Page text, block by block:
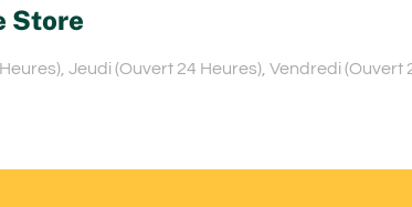
Store
Jeudi (Ouvert 24 Heures), Vendredi